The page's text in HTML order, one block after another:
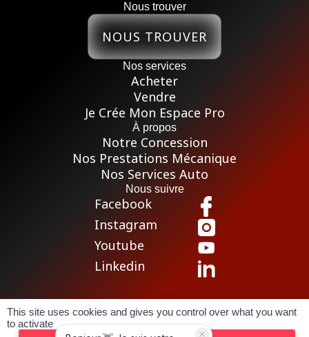
Nous trouver
NOUS TROUVER
Nos services
Acheter
Vendre
Je Crée Mon Espace Pro
À propos
Notre Concession
Nos Prestations Mécanique
Nos Services Auto
Nous suivre
Facebook
Instagram
Youtube
Linkedin
Pour les trajets courts, privilégiez la marche ou le vélo
Conditions générales de vente
This site uses cookies and gives you control over what you want
to activate